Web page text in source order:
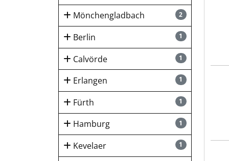
2
Mönchengladbach
1
Berlin
1
Calvörde
1
Erlangen
1
Fürth
1
Hamburg
1
Kevelaer